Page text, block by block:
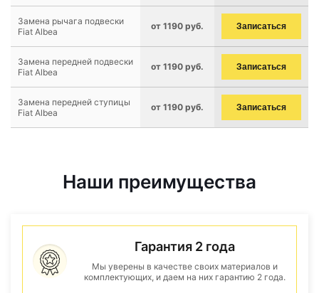
Замена рычага подвески
Fiat Albea
от 1190 руб. Записаться
Замена передней подвески
Fiat Albea
от 1190 руб. Записаться
Замена передней ступицы
Fiat Albea
от 1190 руб. Записаться
Наши преимущества
Гарантия 2 года
Мы уверены в качестве своих материалов и
комплектующих, и даем на них гарантию 2 года.